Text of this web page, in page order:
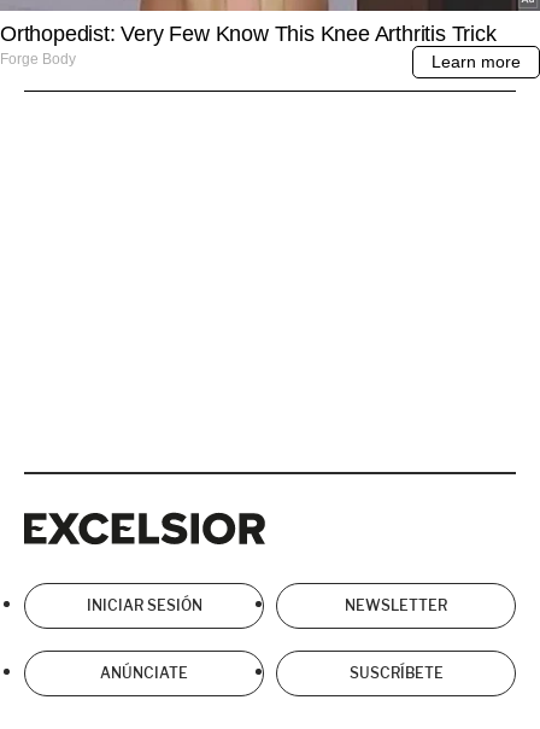
INICIAR SESIÓN NEWSLETTER
ANÚNCIATE SUSCRÍBETE